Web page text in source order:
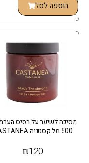
הוספה לסל
מסיכה לשיער על בסיס
500 מל קסטניה CASTANEA
₪120